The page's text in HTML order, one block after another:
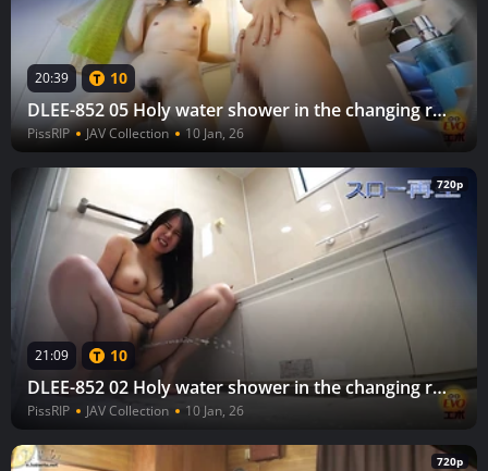
20:39 10
DLEE-852 05 Holy water shower in the changing room, undressing and holding back, woman urinating in the bathroom 2
PissRIP JAV Collection 10 Jan, 26
720p
21:09 10
DLEE-852 02 Holy water shower in the changing room, undressing and holding back, woman urinating in the bathroom 2
PissRIP JAV Collection 10 Jan, 26
720p